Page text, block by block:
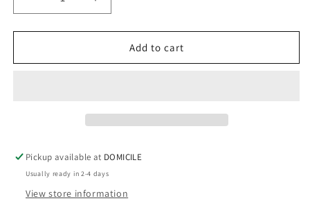
Decrease
quantity
for
-
Increase
quantity
for
Chandelle
-
Add to cart
Pickup available at DOMICILE
Usually ready in 2-4 days
View store information